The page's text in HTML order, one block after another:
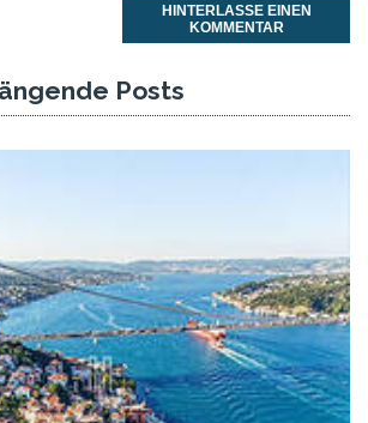
HINTERLASSE EINEN
KOMMENTAR
Posts